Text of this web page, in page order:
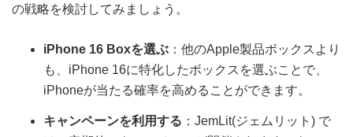
の戦略を検討してみましょう。
iPhone 16 Boxを選ぶ ：他のApple製品ボックスより
も、iPhone 16に特化したボックスを選ぶことで、
iPhoneが当たる確率を高めることができます。
キャンペーンを利用する ：JemLit(ジェムリット) で